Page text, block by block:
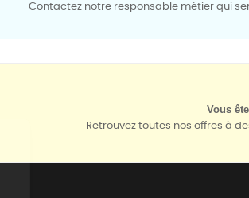
Contactez notre responsable métier qui
Vous
Retrouvez toutes nos offres à